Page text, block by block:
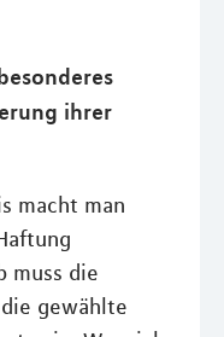
ihrer
macht man
muss die
gewählte